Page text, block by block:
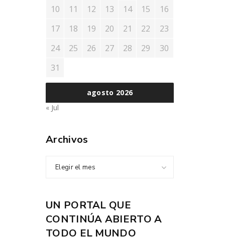
agosto 2026
10
11 12 13 14 15
16
17
18 19 20 21 22
23
24
25 26 27 28 29
30
31
« Jul
Archivos
Elegir el mes
UN PORTAL QUE
CONTINÚA ABIERTO A
TODO EL MUNDO